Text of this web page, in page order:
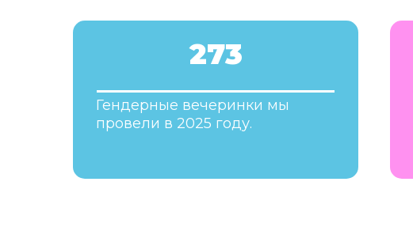
273
Гендерные вечеринки мы
провели в 2025 году.